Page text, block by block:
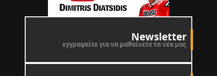
Newsletter
εγγραφείτε για να μαθαίνετε τα νέα μας